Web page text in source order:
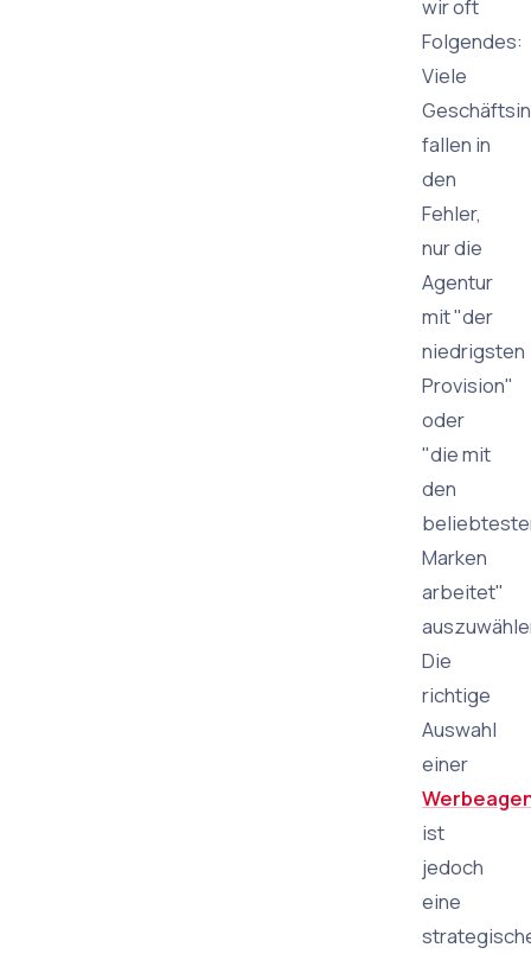
wir oft
Folgendes:
Viele
fallen in
den
Fehler,
nur die
Agentur
mit "der
niedrigsten
Provision"
oder
"die mit
den
Marken
arbeitet"
Die
richtige
Auswahl
einer
ist
jedoch
eine